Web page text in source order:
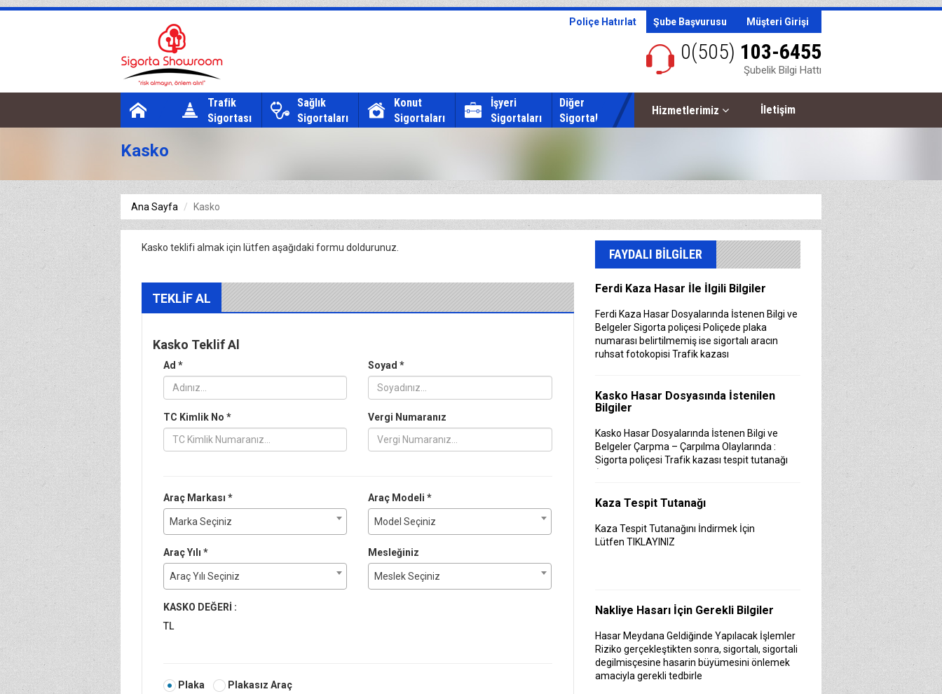
Müşteri Girişi
Şube Başvurusu
Poliçe Hatırlat
0(505) 103-6455
Şubelik Bilgi Hattı
Trafik
Sigortası
Sağlık
Sigortaları
Konut
Sigortaları
İşyeri
Sigortaları
Diğer
Sigortalar
Hizmetlerimiz İletişim
Kasko
Ana Sayfa Kasko
Kasko teklifi almak için lütfen aşağıdaki formu doldurunuz.
TEKLİF AL
Kasko Teklif Al
Ad * Soyad *
TC Kimlik No * Vergi Numaranız
Araç Markası *
Marka Seçiniz
Araç Modeli *
Model Seçiniz
Araç Yılı *
Araç Yılı Seçiniz
Mesleğiniz
Meslek Seçiniz
KASKO DEĞERİ :
TL
Plaka Plakasız Araç
FAYDALI BİLGİLER
Ferdi Kaza Hasar İle İlgili Bilgiler
Ferdi Kaza Hasar Dosyalarında İstenen Bilgi ve
Belgeler Sigorta poliçesi Poliçede plaka
numarası belirtilmemiş ise sigortalı aracın
ruhsat fotokopisi Trafik kazası
Kasko Hasar Dosyasında İstenilen
Bilgiler
Kasko Hasar Dosyalarında İstenen Bilgi ve
Belgeler Çarpma – Çarpılma Olaylarında :
Sigorta poliçesi Trafik kazası tespit tutanağı
Kaza Tespit Tutanağı
Kaza Tespit Tutanağını İndirmek İçin
Lütfen TIKLAYINIZ
Nakliye Hasarı İçin Gerekli Bilgiler
Hasar Meydana Geldiğinde Yapılacak İşlemler
Riziko gerçekleştikten sonra, sigortalı, sigortali
degilmisçesine hasarin büyümesini önlemek
amaciyla gerekli tedbirle